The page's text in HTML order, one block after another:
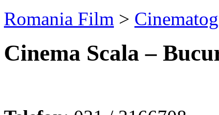
Romania Film >
Cinema Scala –